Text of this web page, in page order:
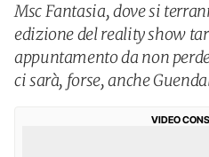
Msc Fantasia, dove si
edizione del reality show
appuntamento da non
ci sarà, forse, anche
VIDEO